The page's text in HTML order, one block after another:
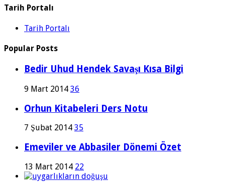
Tarih Portalı
Tarih Portalı
Popular Posts
Bedir Uhud Hendek Savaşı Kısa Bilgi
9 Mart 2014 36
Orhun Kitabeleri Ders Notu
7 Şubat 2014 35
Emeviler ve Abbasiler Dönemi Özet
13 Mart 2014 22